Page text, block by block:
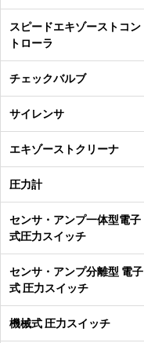
スピードエキゾーストコン
トローラ
チェックバルブ
サイレンサ
エキゾーストクリーナ
圧力計
センサ・アンプ一体型電子
式圧力スイッチ
センサ・アンプ分離型 電子
式 圧力スイッチ
機械式 圧力スイッチ